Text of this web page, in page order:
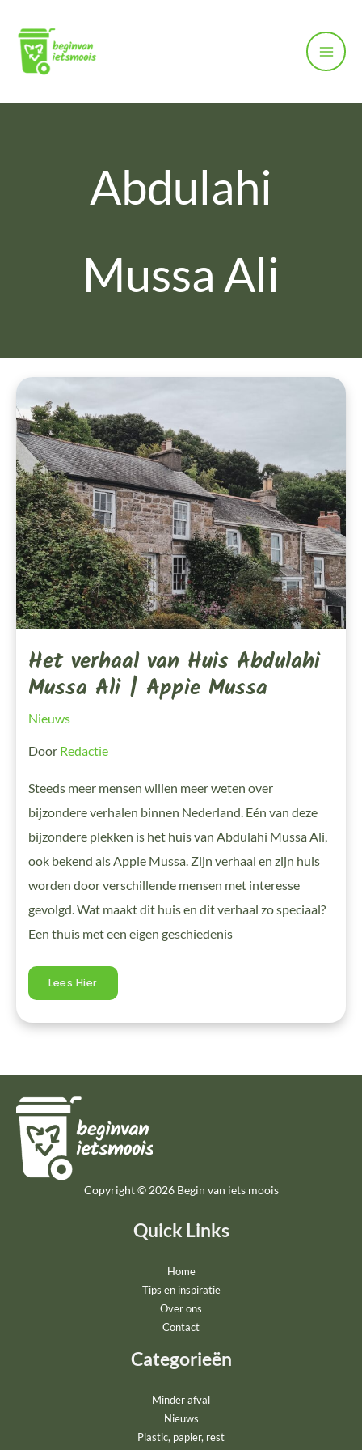
naar
Abdulahi
Mussa Ali
Het verhaal van Huis Abdulahi
Mussa Ali | Appie Mussa
Nieuws
Door Redactie
Steeds meer mensen willen meer weten over
bijzondere verhalen binnen Nederland. Eén van deze
bijzondere plekken is het huis van Abdulahi Mussa Ali,
ook bekend als Appie Mussa. Zijn verhaal en zijn huis
worden door verschillende mensen met interesse
gevolgd. Wat maakt dit huis en dit verhaal zo speciaal?
Een thuis met een eigen geschiedenis
Verhaal
Van
Huis
Abdulahi
Mussa
Ali
|
Appie
Mussa
Lees Hier
Copyright © 2026 Begin van iets moois
Quick Links
Home
Tips en inspiratie
Over ons
Contact
Categorieën
Minder afval
Nieuws
Plastic, papier, rest